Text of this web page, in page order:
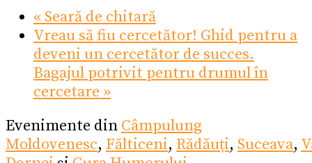
« Seară de chitară
Vreau să fiu cercetător! Ghid pentru a
deveni un cercetător de succes.
Bagajul potrivit pentru drumul în
cercetare »
Evenimente din Câmpulung
Moldovenesc, Fălticeni, Rădăuți, Suceava,